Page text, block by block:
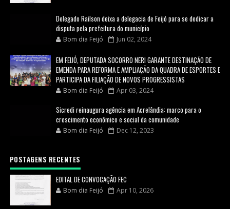
Delegado Railson deixa a delegacia de Feijó para se dedicar a
disputa pela prefeitura do município
Bom dia Feijó Jun 02, 2024
EM FEIJÓ, DEPUTADA SOCORRO NERI GARANTE DESTINAÇÃO DE
EMENDA PARA REFORMA E AMPLIAÇÃO DA QUADRA DE ESPORTES E
PARTICIPA DA FILIAÇÃO DE NOVOS PROGRESSISTAS
Bom dia Feijó Apr 03, 2024
Sicredi reinaugura agência em Acrelândia: marco para o
crescimento econômico e social da comunidade
Bom dia Feijó Dec 12, 2023
POSTAGENS RECENTES
EDITAL DE CONVOCAÇÃO FEC
Bom dia Feijó Apr 10, 2026